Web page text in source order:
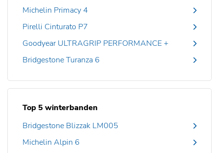
Michelin Primacy 4
Pirelli Cinturato P7
Goodyear ULTRAGRIP PERFORMANCE +
Bridgestone Turanza 6
Top 5 winterbanden
Bridgestone Blizzak LM005
Michelin Alpin 6